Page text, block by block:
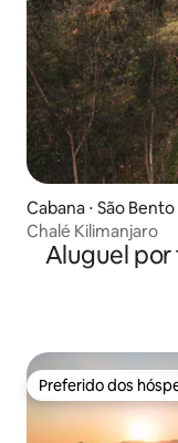
Cabana ⋅ São
Chalé Kilimanjaro
Aluguel
Preferido dos
Preferido dos